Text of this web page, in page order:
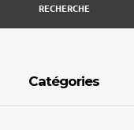
RECHERCHE
Catégories